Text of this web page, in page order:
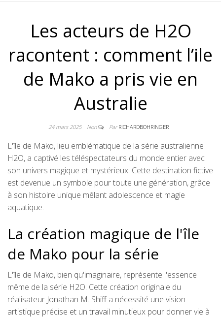
Les acteurs de H2O
racontent : comment l’ile
de Mako a pris vie en
Australie
24 mars 2025 Non ParRICHARDBOHRINGER
L'île de Mako, lieu emblématique de la série australienne
H2O, a captivé les téléspectateurs du monde entier avec
son univers magique et mystérieux. Cette destination fictive
est devenue un symbole pour toute une génération, grâce
à son histoire unique mêlant adolescence et magie
aquatique.
La création magique de l'île
de Mako pour la série
L'île de Mako, bien qu'imaginaire, représente l'essence
même de la série H2O. Cette création originale du
réalisateur Jonathan M. Shiff a nécessité une vision
artistique précise et un travail minutieux pour donner vie à